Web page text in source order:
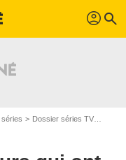
profil search
Dossier séries TV